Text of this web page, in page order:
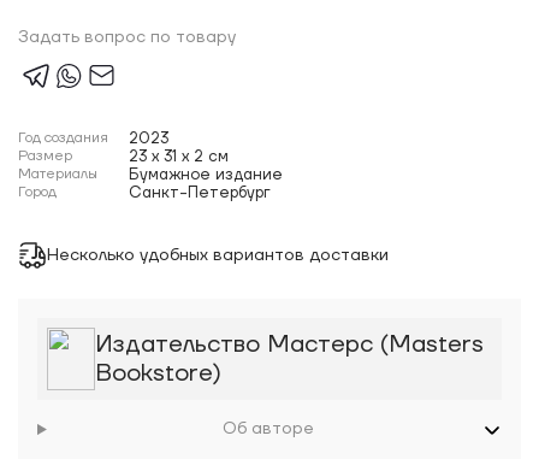
Задать вопрос по товару
Год создания 2023
Размер 23 x 31 x 2 см
Материалы Бумажное издание
Город Санкт-Петербург
Несколько удобных вариантов доставки
Издательство Мастерс (Masters
Bookstore)
Об авторе